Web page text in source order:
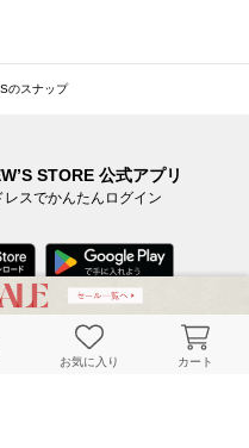
のスナップ
STORE 公式アプリ
レスでかんたんログイン
お気に入り カート